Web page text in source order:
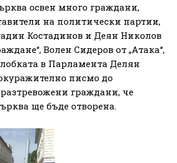
освен много граждани,
на политически партии,
Костадинов и Деян Николов
Волен Сидеров от „Атака“,
в Парламента Делян
писмо до
граждани, че
ще бъде отворена.